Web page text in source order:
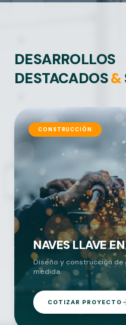
DESARROLLOS
DESTACADOS&
CONSTRUCCIÓN
NAVES LLAVE
Diseño y construcción
medida.
COTIZAR PROYECTO